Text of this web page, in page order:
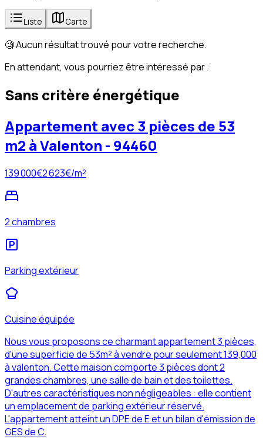
Liste Carte
🧐 Aucun résultat trouvé pour votre recherche.
En attendant, vous pourriez être intéressé par :
Sans critère énergétique
Appartement avec 3 pièces de 53
m2 à Valenton - 94460
139 000€2 623€/m²
2 chambres
Parking extérieur
Cuisine équipée
Nous vous proposons ce charmant appartement 3 pièces,
d'une superficie de 53m² à vendre pour seulement 139,000
à valenton. Cette maison comporte 3 pièces dont 2
grandes chambres, une salle de bain et des toilettes.
D'autres caractéristiques non négligeables : elle contient
un emplacement de parking extérieur réservé.
L'appartement atteint un DPE de E et un bilan d'émission de
GES de C.